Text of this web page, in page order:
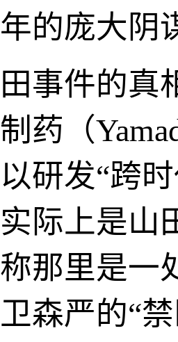
的庞大阴
事件的真
（
研发“跨
际上是山
那里是一
森严的“